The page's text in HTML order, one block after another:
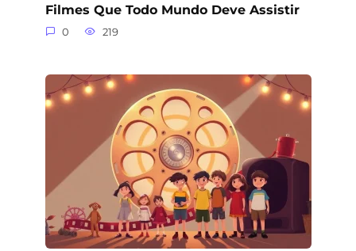
Filmes Que Todo Mundo Deve Assistir
0 219